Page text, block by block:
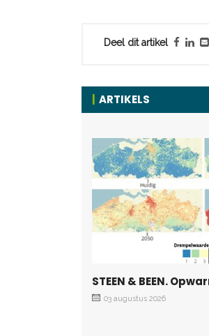
Deel dit artikel
ARTIKELS
STEEN & BEEN.
03 augustus 2026